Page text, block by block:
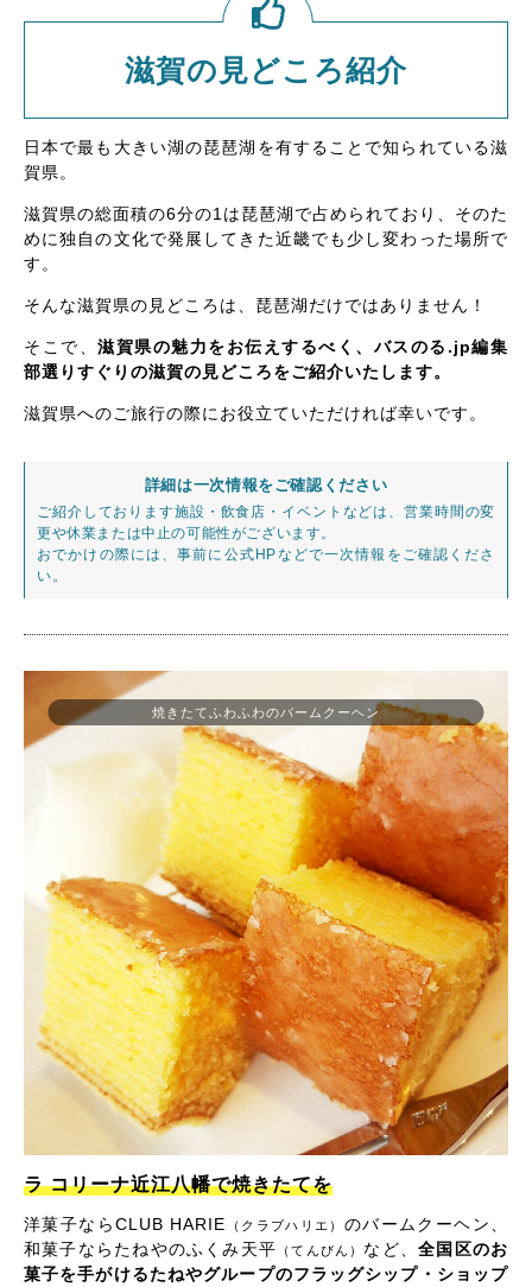
滋賀の見どころ紹介
日本で最も大きい湖の琵琶湖を有することで知られている滋
賀県。
滋賀県の総面積の6分の1は琵琶湖で占められており、そのた
めに独自の文化で発展してきた近畿でも少し変わった場所で
す。
そんな滋賀県の見どころは、琵琶湖だけではありません！
そこで、滋賀県の魅力をお伝えするべく、バスのる.jp編集
部選りすぐりの滋賀の見どころをご紹介いたします。
滋賀県へのご旅行の際にお役立ていただければ幸いです。
詳細は一次情報をご確認ください
ご紹介しております施設・飲食店・イベントなどは、営業時間の変
更や休業または中止の可能性がございます。
おでかけの際には、事前に公式HPなどで一次情報をご確認くださ
い。
焼きたてふわふわのバームクーヘン
ラ コリーナ近江八幡で焼きたてを
洋菓子ならCLUB HARIE （クラブハリエ） のバームクーヘン、
和菓子ならたねやのふくみ天平 （てんびん） など、全国区のお
菓子を手がけるたねやグループのフラッグシップ・ショップ